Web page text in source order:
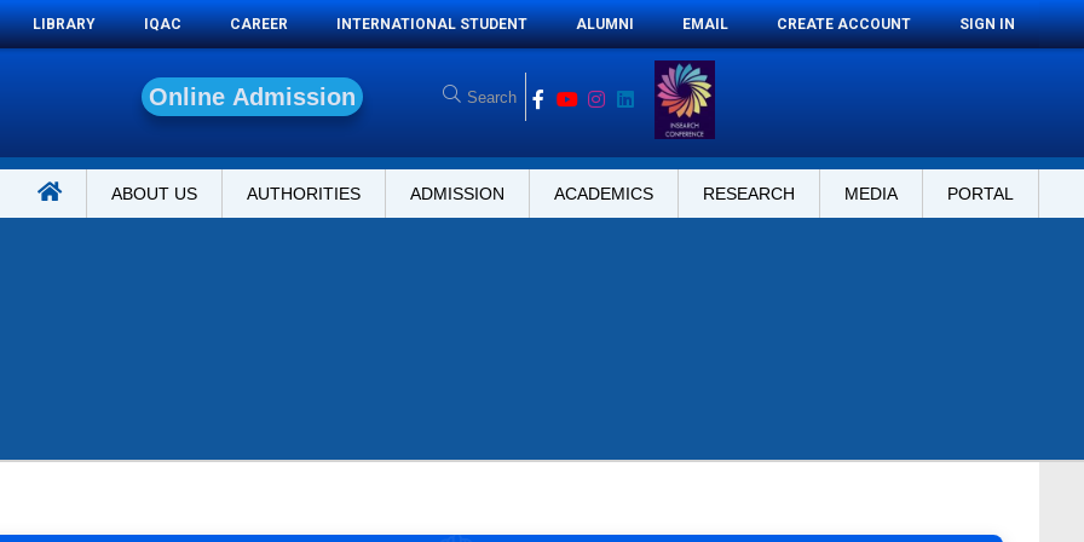
LIBRARY IQAC CAREER INTERNATIONAL STUDENT ALUMNI EMAIL CREATE ACCOUNT SIGN IN
On ine Ad mission
ABOUT US AUTHORITIES ADMISSION ACADEMICS RESEARCH MEDIA PORTAL